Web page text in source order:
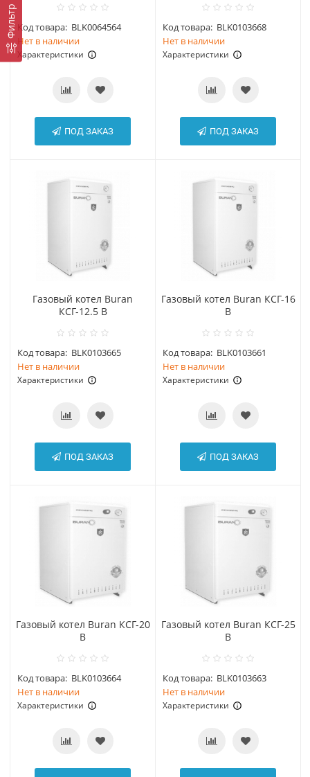
ФильтрКод товара: BLK0064564
Нет в наличии
Характеристики
ПОД ЗАКАЗ
Код товара: BLK0103668
Нет в наличии
Характеристики
ПОД ЗАКАЗ
Газовый котел Buran
КСГ-12.5 В
Код товара: BLK0103665
Нет в наличии
Характеристики
ПОД ЗАКАЗ
Газовый котел Buran КСГ-16
В
Код товара: BLK0103661
Нет в наличии
Характеристики
ПОД ЗАКАЗ
Газовый котел Buran КСГ-20
В
Код товара: BLK0103664
Нет в наличии
Характеристики
Газовый котел Buran КСГ-25
В
Код товара: BLK0103663
Нет в наличии
Характеристики